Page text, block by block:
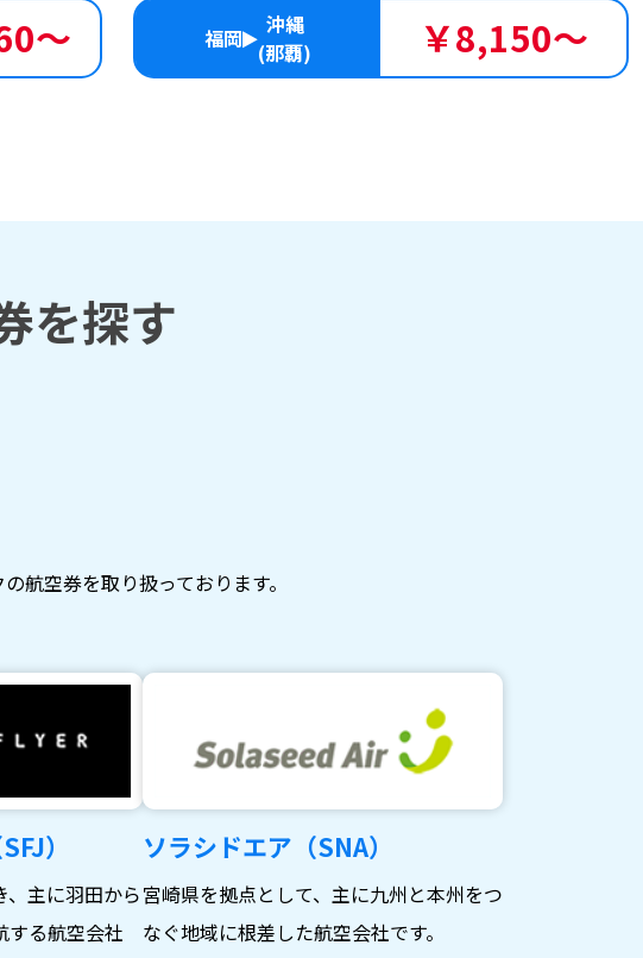
～ 福岡
沖縄
(那覇)
￥8,150～
を探す
航空券を取り扱っております。
）
主に羽田から
する航空会社
ソラシドエア（SNA）
宮崎県を拠点として、主に九州と本州をつ
なぐ地域に根差した航空会社です。